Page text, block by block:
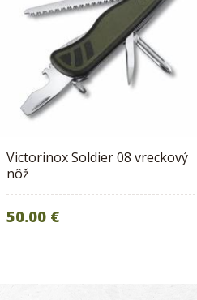
Victorinox Soldier 08 vreckový
nôž
50.00 €